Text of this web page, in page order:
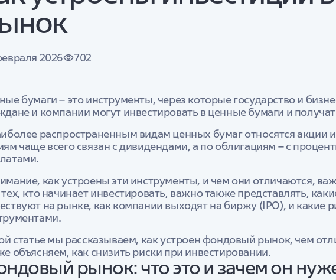
2026 702
бумаги – это инструменты, через которые государство и
и компании могут инвестировать в ценные бумаги и
распространенным видам ценных бумаг относятся акции
чаще всего связан с дивидендами, а по облигациям – с
как устроены эти инструменты, и чем они отличаются,
кто начинает инвестировать, важно также представлять,
на рынке, как компании выходят на биржу (IPO), и какие
статье мы рассказываем, как устроен фондовый рынок, чем
объясняем, как снизить риски при инвестировании.
рынок: что это и зачем он